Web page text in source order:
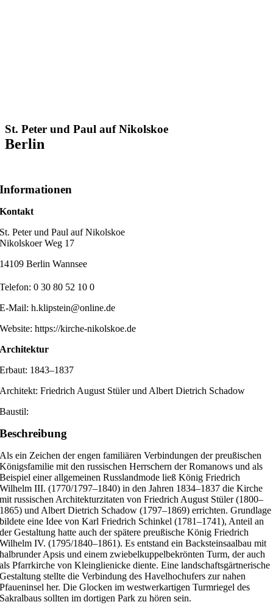
St. Peter und Paul auf Nikolskoe
Berlin
Informationen
Kontakt
St. Peter und Paul auf Nikolskoe
Nikolskoer Weg 17
14109 Berlin Wannsee
Telefon: 0 30 80 52 10 0
E-Mail: h.klipstein@online.de
Website: https://kirche-nikolskoe.de
Architektur
Erbaut: 1843–1837
Architekt: Friedrich August Stüler und Albert Dietrich Schadow
Baustil:
Beschreibung
Als ein Zeichen der engen familiären Verbindungen der preußischen
Königsfamilie mit den russischen Herrschern der Romanows und als
Beispiel einer allgemeinen Russlandmode ließ König Friedrich
Wilhelm III. (1770/1797–1840) in den Jahren 1834–1837 die Kirche
mit russischen Architekturzitaten von Friedrich August Stüler (1800–
1865) und Albert Dietrich Schadow (1797–1869) errichten. Grundlage
bildete eine Idee von Karl Friedrich Schinkel (1781–1741), Anteil an
der Gestaltung hatte auch der spätere preußische König Friedrich
Wilhelm IV. (1795/1840–1861). Es entstand ein Backsteinsaalbau mit
halbrunder Apsis und einem zwiebelkuppelbekrönten Turm, der auch
als Pfarrkirche von Kleinglienicke diente. Eine landschaftsgärtnerische
Gestaltung stellte die Verbindung des Havelhochufers zur nahen
Pfaueninsel her. Die Glocken im westwerkartigen Turmriegel des
Sakralbaus sollten im dortigen Park zu hören sein.